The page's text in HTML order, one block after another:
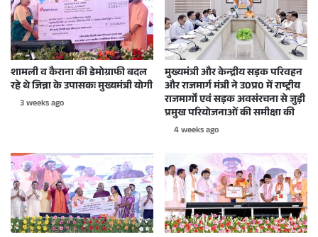
शामली व कैराना की डेमोग्राफी बदल
रहे थे जिन्ना के उपासकः मुख्यमंत्री योगी
3 weeks ago
मुख्यमंत्री और केन्द्रीय सड़क परिवहन
और राजमार्ग मंत्री ने उ0प्र0 में राष्ट्रीय
राजमार्गों एवं सड़क अवसंरचना से जुड़ी
प्रमुख परियोजनाओं की समीक्षा की
4 weeks ago